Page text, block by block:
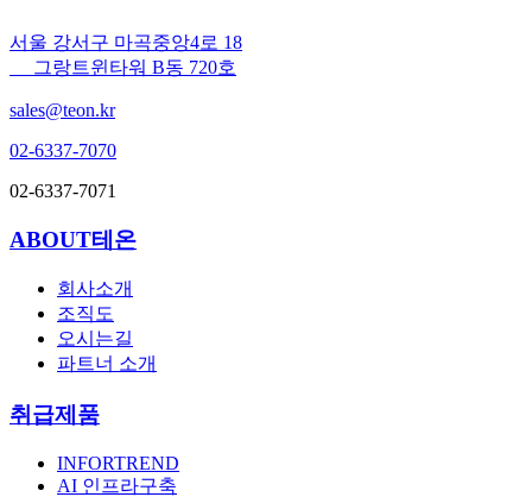
서울 강서구 마곡중앙4로 18
그랑트윈타워 B동 720호
sales@teon.kr
02-6337-7070
02-6337-7071
ABOUT테온
회사소개
조직도
오시는길
파트너 소개
취급제품
INFORTREND
AI 인프라구축